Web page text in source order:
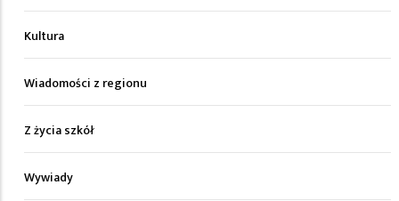
Kultura
Wiadomości z regionu
Z życia szkół
Wywiady